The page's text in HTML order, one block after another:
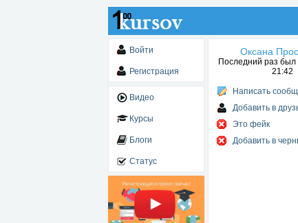
Войти
Регистрация
Видео
Курсы
Блоги
Статус
Оксана
Последний раз был
21:42
Написать
Добавить в
Это фейк
Добавить в